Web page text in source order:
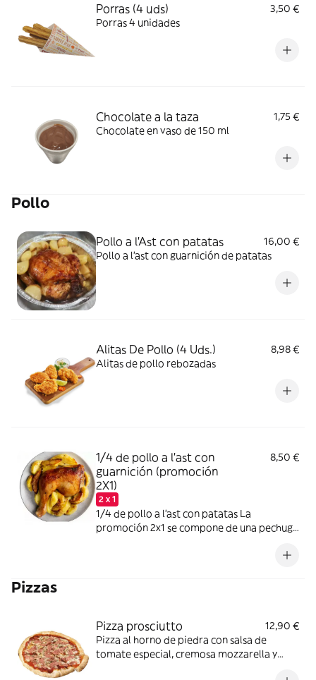
Porras (4 uds)
3,50 €
Porras 4 unidades
Chocolate a la taza
1,75 €
Chocolate en vaso de 150 ml
Pollo
Pollo a l'Ast con patatas
16,00 €
Pollo a l'ast con guarnición de patatas
Alitas De Pollo (4 Uds.)
8,98 €
Alitas de pollo rebozadas
1/4 de pollo a l'ast con
guarnición (promoción
2X1)
2 x 1
8,50 €
1/4 de pollo a l'ast con patatas La
promoción 2x1 se compone de una pechuga
Pizzas
Pizza prosciutto
12,90 €
Pizza al horno de piedra con salsa de
tomate especial, cremosa mozzarella y